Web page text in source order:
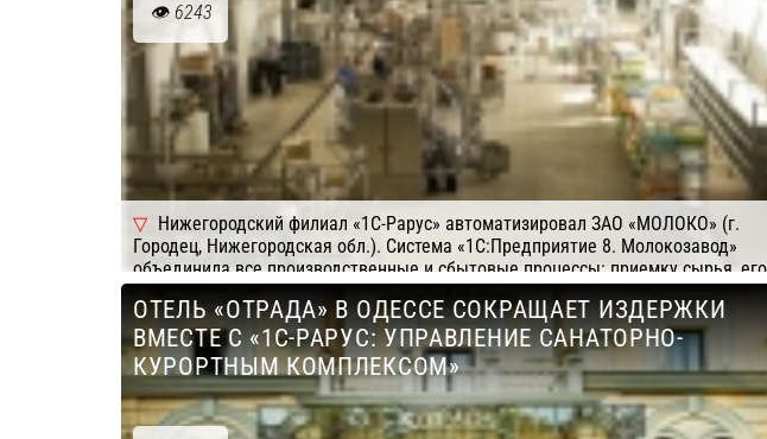
6243
Нижегородский филиал «1С-Рарус» автоматизировал ЗАО «МОЛОКО» (г.
Городец, Нижегородская обл.). Система «1С:Предприятие 8. Молокозавод»
объединила все производственные и сбытовые процессы: приемку сырья, его
тестирование в лаборатории, производство продукции, работу с партнерами и
продажу им произведенной продукции. У руководства завода появилась
возможность анализировать прибыльность каждого выпускаемого продукта
и корректировать ассортиментную матрицу. Оперативные данные о работе
всех подразделений помогли руководству взять под личный контроль весь
производственный процесс, сократить себестоимость продукции и
организовать продажу товаров «в ноль».
ОТЕЛЬ «ОТРАДА» В ОДЕССЕ СОКРАЩАЕТ ИЗДЕРЖКИ
ВМЕСТЕ С «1С-РАРУС: УПРАВЛЕНИЕ САНАТОРНО-
КУРОРТНЫМ КОМПЛЕКСОМ»